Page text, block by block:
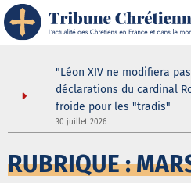
son
"Léon XIV ne modifiera
déclarations du cardinal
froide pour les "tradis"
30 juillet 2026
RUBRIQUE :